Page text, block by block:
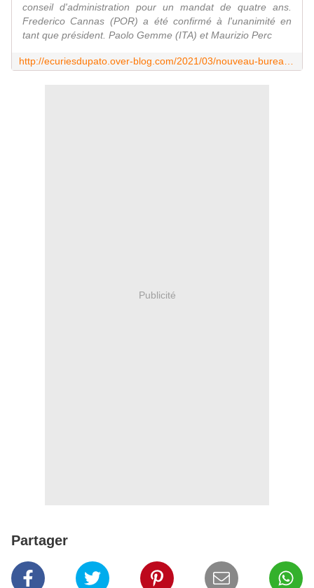
conseil d'administration pour un mandat de quatre ans.
Frederico Cannas (POR) a été confirmé à l'unanimité en
tant que président. Paolo Gemme (ITA) et Maurizio Perc
Publicité
Partager